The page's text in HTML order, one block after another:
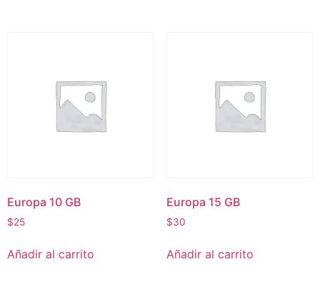
Europa 10 GB
$25
Añadir al carrito
Europa 15 GB
$30
Añadir al carrito